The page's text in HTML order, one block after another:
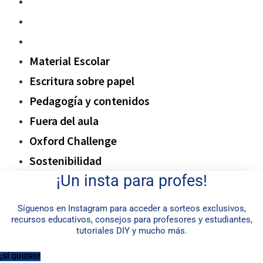
Material Escolar
Escritura sobre papel
Pedagogía y contenidos
Fuera del aula
Oxford Challenge
Sostenibilidad
¡Un insta para profes!
Síguenos en Instagram para acceder a sorteos exclusivos,
recursos educativos, consejos para profesores y estudiantes,
tutoriales DIY y mucho más.
¡SÍ QUIERO!